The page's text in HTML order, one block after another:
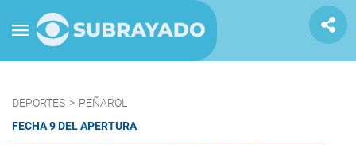
DEPORTES > PEÑAROL
FECHA 9 DEL APERTURA